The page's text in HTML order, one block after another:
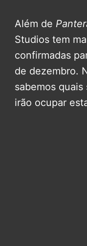
Além de
Studios tem
confirmadas
de dezembro.
sabemos
irão ocupar